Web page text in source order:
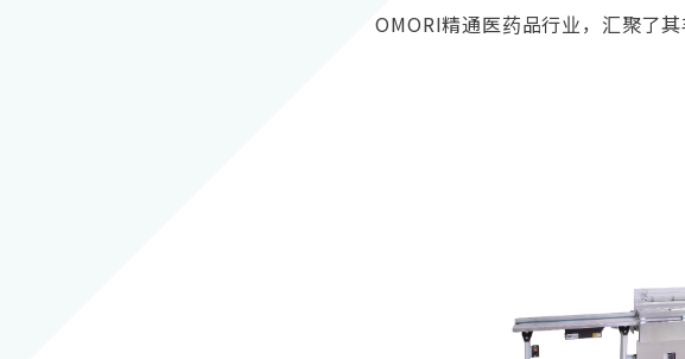
OMORI精通医药品行业，汇聚了